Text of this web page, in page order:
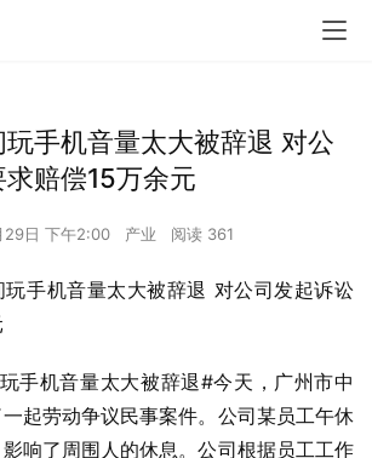
玩手机音量太大被辞退 对公
赔偿15万余元
29日 下午2:00 产业 阅读 361
玩手机音量太大被辞退 对公司发起诉讼
手机音量太大被辞退#今天，广州市中
起劳动争议民事案件。公司某员工午休
响了周围人的休息。公司根据员工工作